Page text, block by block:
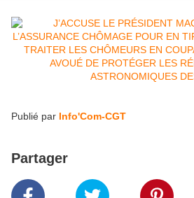
Publié par Info'Com-CGT
Partager